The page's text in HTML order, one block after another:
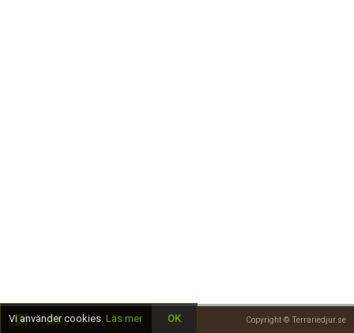
Copyright © Terrariedjur.se
Vi använder cookies. Läs mer OK